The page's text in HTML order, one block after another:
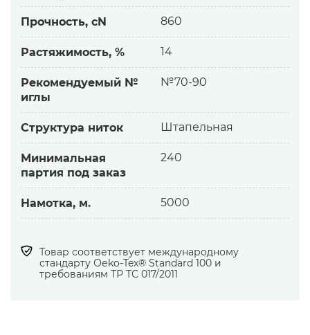
— метраж, технические характеристики
соответствуют заявленным
Завод-изготовитель использует:
— качественное исходное сырье
— силикон высокого качества для смазки
Качество ниток постоянно тестируем на
Назначение:
для пошива, обметывания различных
материалов легкого, среднего типа:
— плательные, сорочечные, корсетные
— бельевой, верхний трикотаж
— подкладочные, декоративные
Подходят:
— для подшивочных швов в изделиях
Прочность, cN 860
Растяжимость, % 14
Рекомендуемый №
иглы
№70-90
Структура ниток Штапельная
Минимальная
партия под заказ
240
Намотка, м. 5000
Товар соответствует международному
стандарту Оеko-Tex® Standard 100 и
требованиям ТР ТС 017/2011